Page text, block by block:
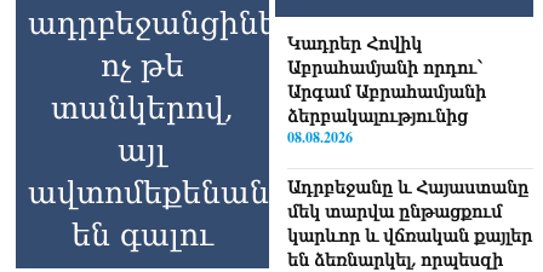
ադրբեջանցիները
ոչ թե
տանկերով,
այլ
ավտոմեքենաներով
են գալու
Կադրեր Հովիկ
Աբրահամյանի որդու՝
Արգամ Աբրահամյանի
ձերբակալությունից
08.08.2026
Ադրբեջանը և Հայաստանը
մեկ տարվա ընթացքում
կարևոր և վճռական քայլեր
են ձեռնարկել, որպեսզի